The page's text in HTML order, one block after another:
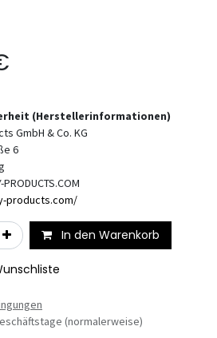
(Herstellerinformationen)
GmbH & Co. KG
6
PRODUCTS.COM
products.com/
In den Warenkorb
(normalerweise)